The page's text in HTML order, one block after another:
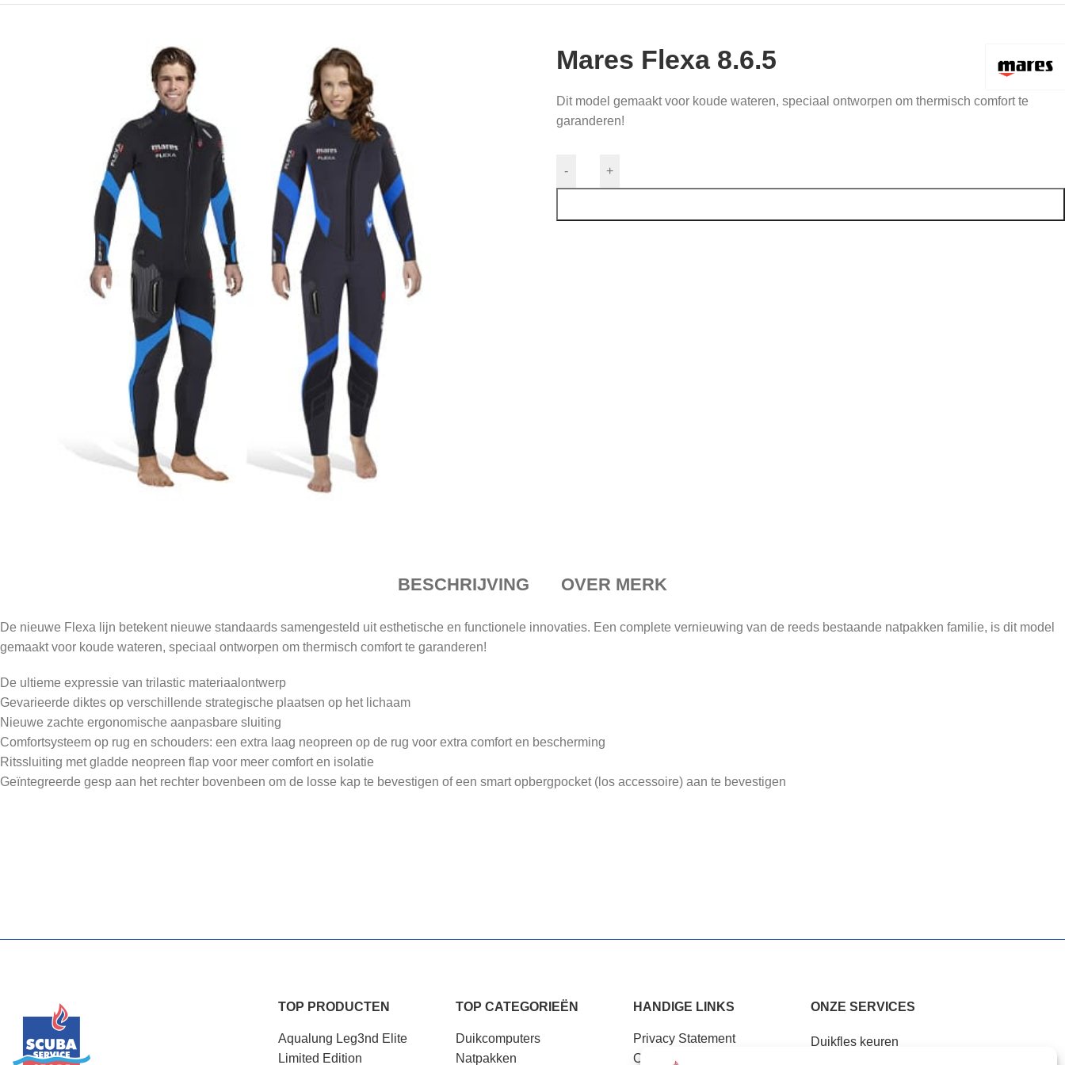
Mares Flexa 8.6.5
Dit model gemaakt voor koude wateren, speciaal ontworpen om thermisch comfort te
garanderen!
- +
BESCHRIJVING OVER MERK
De nieuwe Flexa lijn betekent nieuwe standaards samengesteld uit esthetische en functionele innovaties. Een complete vernieuwing van de reeds bestaande natpakken familie, is dit model
gemaakt voor koude wateren, speciaal ontworpen om thermisch comfort te garanderen!
De ultieme expressie van trilastic materiaalontwerp
Gevarieerde diktes op verschillende strategische plaatsen op het lichaam
Nieuwe zachte ergonomische aanpasbare sluiting
Comfortsysteem op rug en schouders: een extra laag neopreen op de rug voor extra comfort en bescherming
Ritssluiting met gladde neopreen flap voor meer comfort en isolatie
Geïntegreerde gesp aan het rechter bovenbeen om de losse kap te bevestigen of een smart opbergpocket (los accessoire) aan te bevestigen
TOP PRODUCTEN
Aqualung Leg3nd Elite
Limited Edition
TOP CATEGORIEËN
Duikcomputers
Natpakken
HANDIGE LINKS
Privacy Statement
Openingstijden
ONZE SERVICES
Duikfles keuren